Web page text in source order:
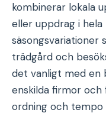
kombinerar lokala
eller uppdrag i hela
säsongsvariationer
trädgård och
det vanligt med en
enskilda firmor
ordning och tempo